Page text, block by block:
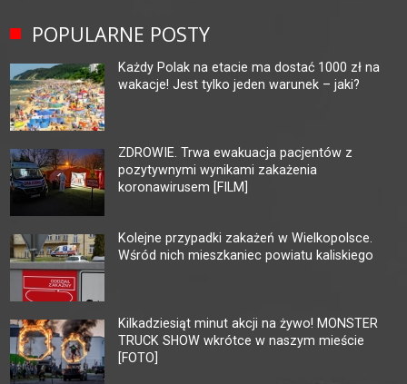
POPULARNE POSTY
Każdy Polak na etacie ma dostać 1000 zł na
wakacje! Jest tylko jeden warunek – jaki?
ZDROWIE. Trwa ewakuacja pacjentów z
pozytywnymi wynikami zakażenia
koronawirusem [FILM]
Kolejne przypadki zakażeń w Wielkopolsce.
Wśród nich mieszkaniec powiatu kaliskiego
Kilkadziesiąt minut akcji na żywo! MONSTER
TRUCK SHOW wkrótce w naszym mieście
[FOTO]